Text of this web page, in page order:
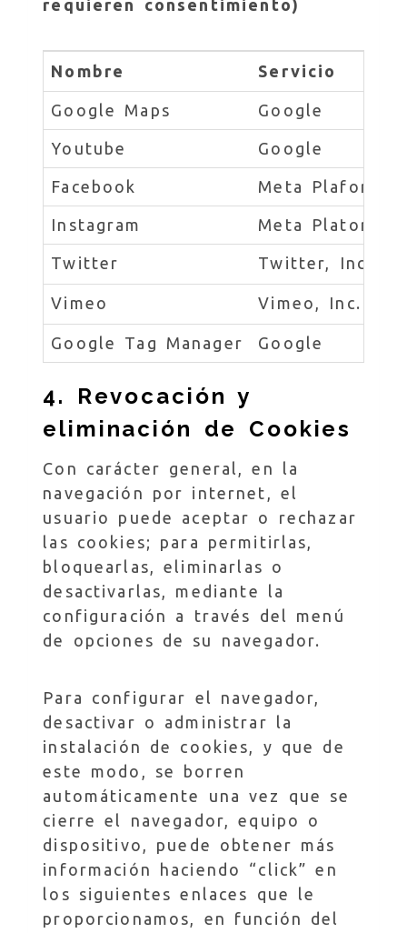
requieren consentimiento)
Nombre Servicio
Google Maps Google
Youtube Google
Facebook Meta Plaforms
Instagram Meta Platorms,
Twitter Twitter, Inc.
Vimeo Vimeo, Inc.
Google Tag Manager Google
4. Revocación y
eliminación de Cookies
Con carácter general, en la
navegación por internet, el
usuario puede aceptar o rechazar
las cookies; para permitirlas,
bloquearlas, eliminarlas o
desactivarlas, mediante la
configuración a través del menú
de opciones de su navegador.
Para configurar el navegador,
desactivar o administrar la
instalación de cookies, y que de
este modo, se borren
automáticamente una vez que se
cierre el navegador, equipo o
dispositivo, puede obtener más
información haciendo “click” en
los siguientes enlaces que le
proporcionamos, en función del